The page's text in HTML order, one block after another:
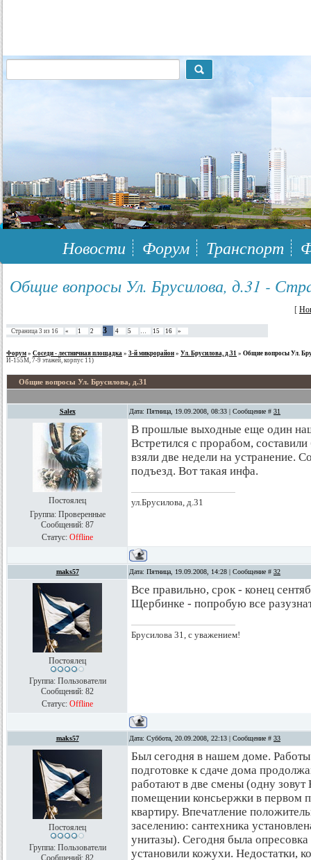
117148, г.Москва, ЮЗАО, муниципальный район Южное Бутово
Новости Форум Транспорт
Общие вопросы Ул. Брусилова, д.31 -
[
Страница 3 из 16 « 1 2 3 4 5 … 15 16 »
Форум » Соседи - лестничная площадка » 3-й микрорайон » Ул. Брусилова, д.31 » Общие вопросы Ул.
И-155М, 7-9 этажей, корпус 11)
Общие вопросы Ул. Брусилова, д.31
Salex Дата: Пятница, 19.09.2008, 08:33 | Сообщение # 31
Постоялец
Группа: Проверенные
Сообщений: 87
Статус: Offline
В прошлые выходные еще один
Встретился с прорабом,
взяли две недели на устранение.
подъезд. Вот такая инфа.
ул.Брусилова, д.31
maks57 Дата: Пятница, 19.09.2008, 14:28 | Сообщение # 32
Постоялец
Группа: Пользователи
Сообщений: 82
Статус: Offline
Все правильно, срок - конец
Щербинке - попробую все
Брусилова 31, с уважением!
maks57 Дата: Суббота, 20.09.2008, 22:13 | Сообщение # 33
Постоялец
Группа: Пользователи
Сообщений: 82
Был сегодня в нашем доме.
подготовке к сдаче дома
работают в две смены (одну
помещении консьержки в первом
квартиру. Впечатление
заселению: сантехника
унитазы). Сегодня была
установили кожухи. Недостатки,